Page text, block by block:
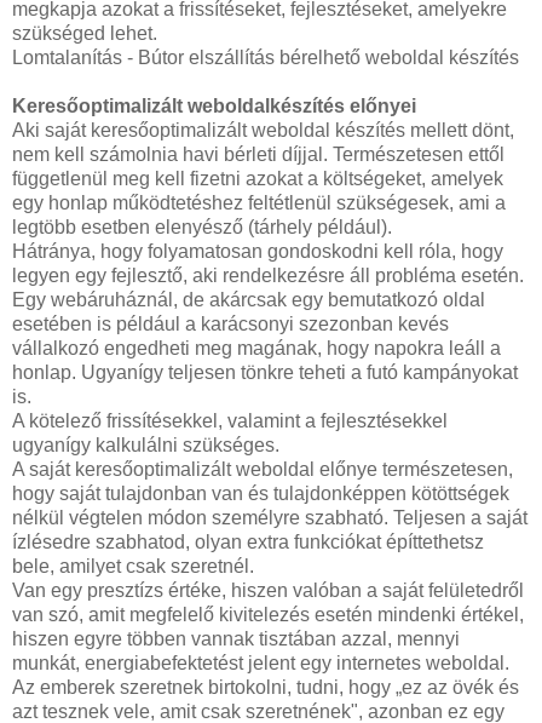
megkapja azokat a frissítéseket, fejlesztéseket, amelyekre
szükséged lehet.
Lomtalanítás - Bútor elszállítás bérelhető weboldal készítés
Keresőoptimalizált weboldalkészítés előnyei
Aki saját keresőoptimalizált weboldal készítés mellett dönt,
nem kell számolnia havi bérleti díjjal. Természetesen ettől
függetlenül meg kell fizetni azokat a költségeket, amelyek
egy honlap működtetéshez feltétlenül szükségesek, ami a
legtöbb esetben elenyésző (tárhely például).
Hátránya, hogy folyamatosan gondoskodni kell róla, hogy
legyen egy fejlesztő, aki rendelkezésre áll probléma esetén.
Egy webáruháznál, de akárcsak egy bemutatkozó oldal
esetében is például a karácsonyi szezonban kevés
vállalkozó engedheti meg magának, hogy napokra leáll a
honlap. Ugyanígy teljesen tönkre teheti a futó kampányokat
is.
A kötelező frissítésekkel, valamint a fejlesztésekkel
ugyanígy kalkulálni szükséges.
A saját keresőoptimalizált weboldal előnye természetesen,
hogy saját tulajdonban van és tulajdonképpen kötöttségek
nélkül végtelen módon személyre szabható. Teljesen a saját
ízlésedre szabhatod, olyan extra funkciókat építtethetsz
bele, amilyet csak szeretnél.
Van egy presztízs értéke, hiszen valóban a saját felületedről
van szó, amit megfelelő kivitelezés esetén mindenki értékel,
hiszen egyre többen vannak tisztában azzal, mennyi
munkát, energiabefektetést jelent egy internetes weboldal.
Az emberek szeretnek birtokolni, tudni, hogy „ez az övék és
azt tesznek vele, amit csak szeretnének", azonban ez egy